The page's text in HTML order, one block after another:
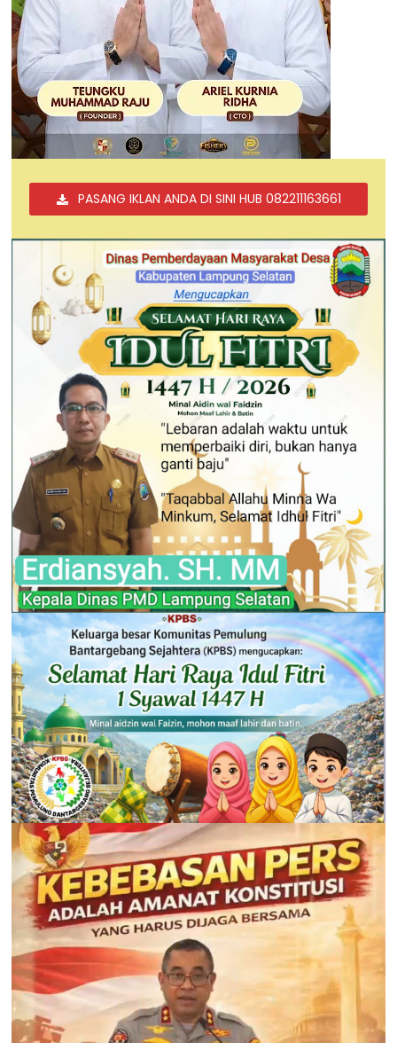
PASANG IKLAN ANDA DI SINI HUB 082211163661